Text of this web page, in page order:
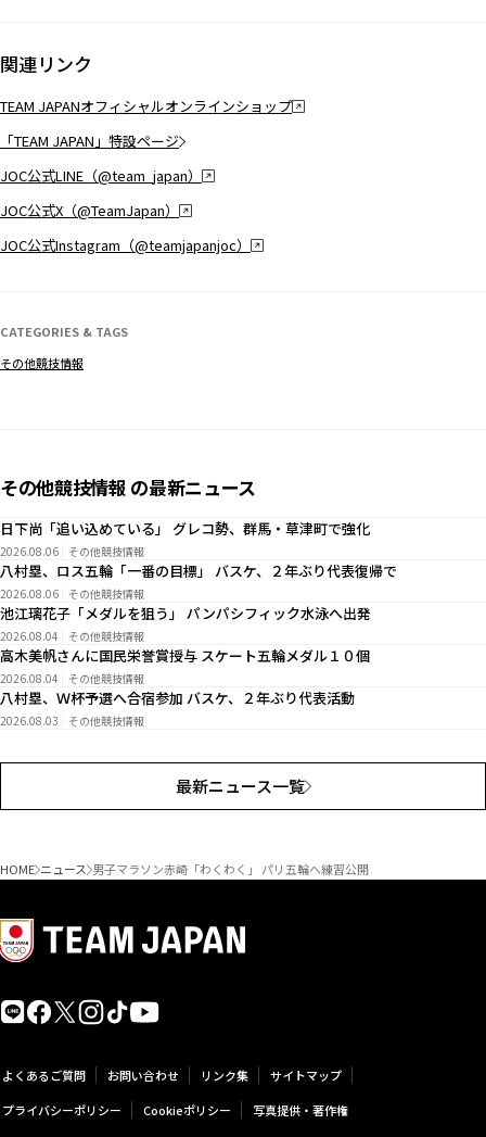
関連リンク
TEAM JAPANオフィシャルオンラインショップ
「TEAM JAPAN」特設ページ
JOC公式LINE（@team_japan）
JOC公式X（@TeamJapan）
JOC公式Instagram（@teamjapanjoc）
CATEGORIES & TAGS
その他競技情報
その他競技情報 の最新ニュース
日下尚「追い込めている」 グレコ勢、群馬・草津町で強化
2026.08.06 その他競技情報
八村塁、ロス五輪「一番の目標」 バスケ、２年ぶり代表復帰で
2026.08.06 その他競技情報
池江璃花子「メダルを狙う」 パンパシフィック水泳へ出発
2026.08.04 その他競技情報
高木美帆さんに国民栄誉賞授与 スケート五輪メダル１０個
2026.08.04 その他競技情報
八村塁、Ｗ杯予選へ合宿参加 バスケ、２年ぶり代表活動
2026.08.03 その他競技情報
最新ニュース一覧
HOME ニュース 男子マラソン赤崎「わくわく」 パリ五輪へ練習公開
よくあるご質問 お問い合わせ リンク集
サイトマップ
プライバシーポリシー
Cookieポリシー 写真提供・著作権